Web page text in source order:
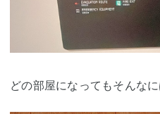
どの部屋になってもそんな